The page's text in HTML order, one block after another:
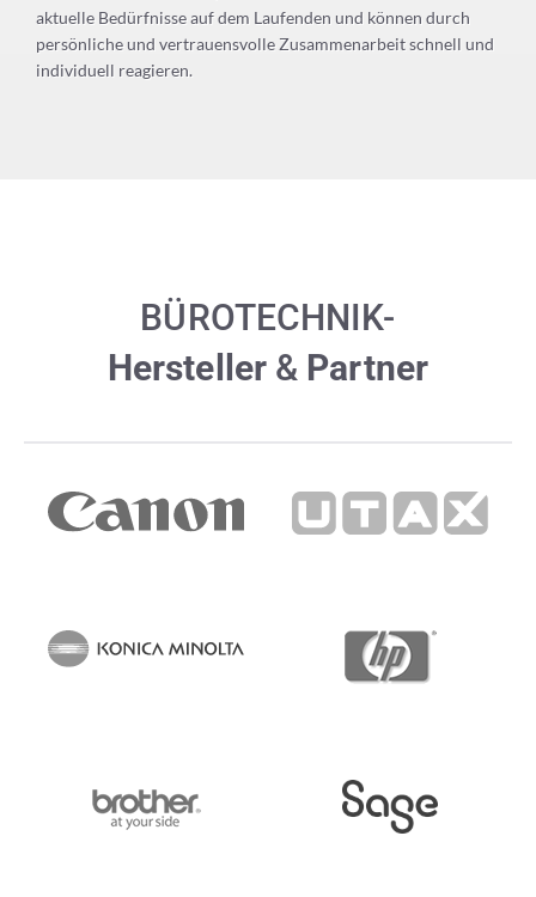
aktuelle Bedürfnisse auf dem Laufenden und können durch
persönliche und vertrauensvolle Zusammenarbeit schnell und
individuell reagieren.
BÜROTECHNIK-
Hersteller& Partner